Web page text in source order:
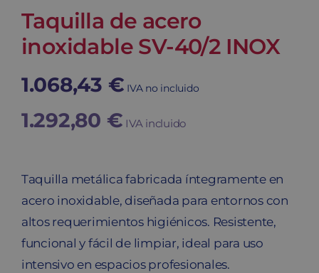
Taquilla de acero
inoxidable SV-40/2 INOX
1.068,43 € IVA no incluido
1.292,80 € IVA incluido
Taquilla metálica fabricada íntegramente en
acero inoxidable, diseñada para entornos con
altos requerimientos higiénicos. Resistente,
funcional y fácil de limpiar, ideal para uso
intensivo en espacios profesionales.